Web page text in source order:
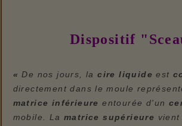
Dispositif
«De nos jours, lacire liquide est
directement dans le moule
matrice inférieure entourée d'un
mobile. La matrice supérieure